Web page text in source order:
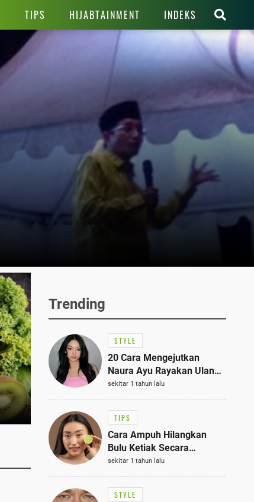
TIPS HIJABTAINMENT INDEKS
Trending
STYLE
20 Cara Mengejutkan
Naura Ayu Rayakan Ulang
Tahun di Panti Asuhan,
Terlihat Anggun dengan
Kaftan Cokelat
sekitar 1 tahun lalu
TIPS
Cara Ampuh Hilangkan
Bulu Ketiak Secara
Permanen dalam 5
Langkah Sederhana
sekitar 1 tahun lalu
STYLE